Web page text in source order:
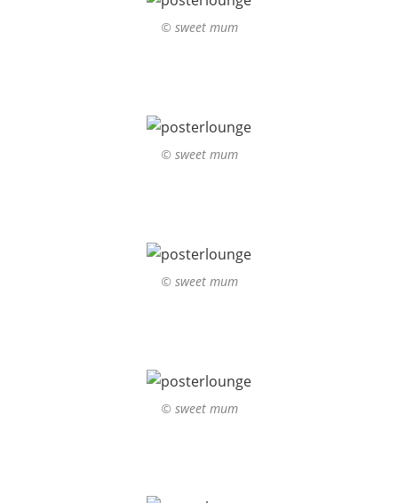
© sweet mum
© sweet mum
© sweet mum
© sweet mum